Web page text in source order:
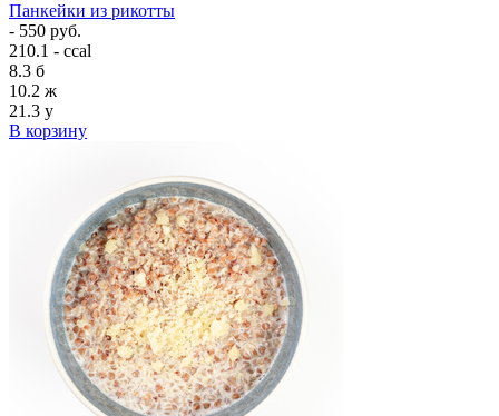
Панкейки из рикотты
- 550 руб.
210.1 - ccal
8.3 б
10.2 ж
21.3 у
В корзину